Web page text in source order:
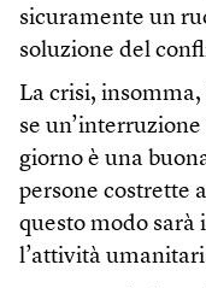
sicuramente un
soluzione del
La crisi,
se
giorno è una
persone costrette
questo modo sarà
l’attività